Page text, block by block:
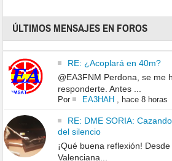
ÚLTIMOS MENSAJES EN FOROS
RE: ¿Acoplará en 40m?
@EA3FNM Perdona, se me
responderte. Antes ...
Por EA3HAH, hace 8 horas
RE: DME SORIA:
del silencio
¡Qué buena reflexión!
Valenciana...